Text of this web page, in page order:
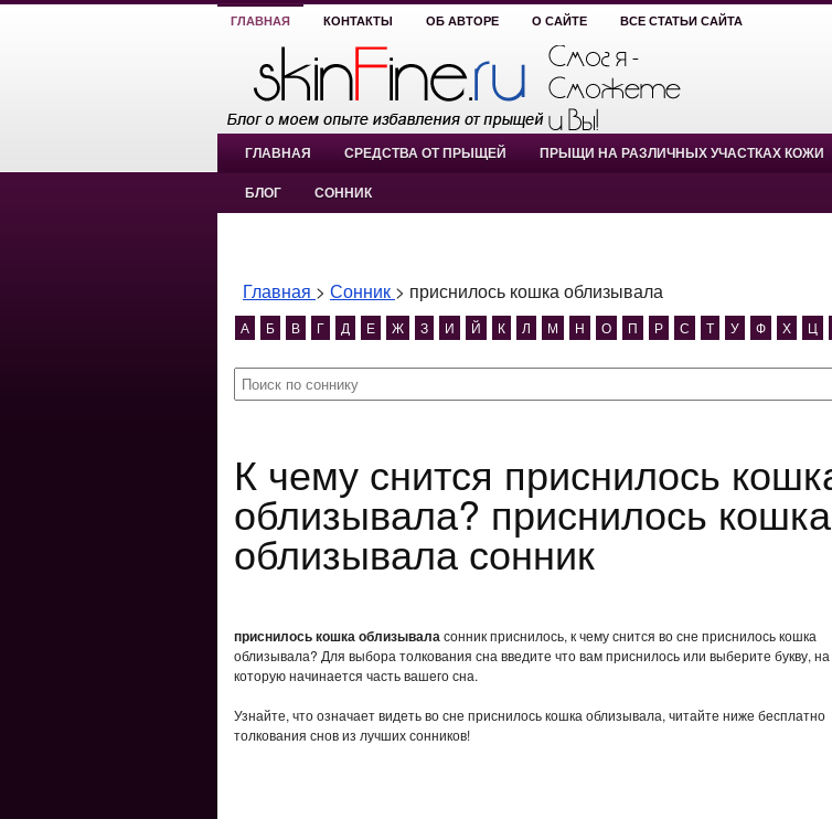
ГЛАВНАЯ КОНТАКТЫ ОБ АВТОРЕ О САЙТЕ ВСЕ СТАТЬИ САЙТА
ГЛАВНАЯ СРЕДСТВА ОТ ПРЫЩЕЙ ПРЫЩИ НА РАЗЛИЧНЫХ УЧАСТКАХ КОЖИ
БЛОГ СОННИК
Главная > Сонник > приснилось кошка облизывала
А Б В Г Д Е Ж З И Й К Л М Н О П Р С Т У Ф Х Ц
К чему снится приснилось кошка
облизывала? приснилось кошка
облизывала сонник
приснилось кошка облизываласонник приснилось, к чему снится во сне приснилось кошка
облизывала? Для выбора толкования сна введите что вам приснилось или выберите букву, на
которую начинается часть вашего сна.
Узнайте, что означает видеть во сне приснилось кошка облизывала, читайте ниже бесплатно
толкования снов из лучших сонников!